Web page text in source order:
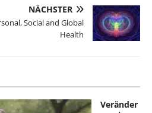
NÄCHSTER
Social and Global
Health
Veränder